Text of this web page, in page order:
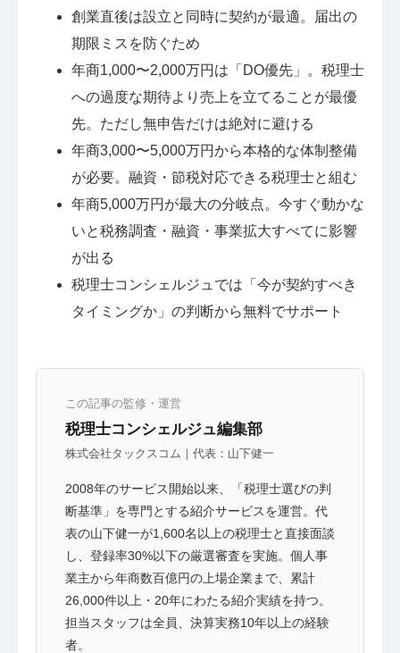
創業直後は設立と同時に契約が最適。届出の
期限ミスを防ぐため
年商1,000〜2,000万円は「DO優先」。税理士
への過度な期待より売上を立てることが最優
先。ただし無申告だけは絶対に避ける
年商3,000〜5,000万円から本格的な体制整備
が必要。融資・節税対応できる税理士と組む
年商5,000万円が最大の分岐点。今すぐ動かな
いと税務調査・融資・事業拡大すべてに影響
が出る
税理士コンシェルジュでは「今が契約すべき
タイミングか」の判断から無料でサポート
この記事の監修・運営
税理士コンシェルジュ編集部
株式会社タックスコム｜代表：山下健一
2008年のサービス開始以来、「税理士選びの判
断基準」を専門とする紹介サービスを運営。代
表の山下健一が1,600名以上の税理士と直接面談
し、登録率30%以下の厳選審査を実施。個人事
業主から年商数百億円の上場企業まで、累計
26,000件以上・20年にわたる紹介実績を持つ。
担当スタッフは全員、決算実務10年以上の経験
者。